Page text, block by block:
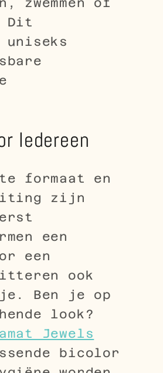
Dit
uniseks
Iedereen
formaat en
zijn
een
een
ook
Ben je op
look?
Jewels
bicolor